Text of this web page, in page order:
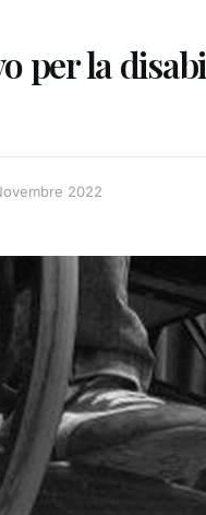
per la
2022